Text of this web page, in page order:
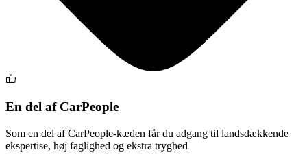
En del af CarPeople
Som en del af CarPeople-kæden får du adgang til landsdækkende
ekspertise, høj faglighed og ekstra tryghed